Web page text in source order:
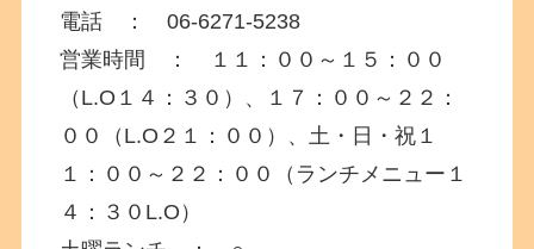
電話 ： 06-6271-5238
営業時間 ： １１：００～１５：００
（L.O１４：３０）、１７：００～２２：
００（L.O２１：００）、土・日・祝１
１：００～２２：００（ランチメニュー１
４：３０L.O）